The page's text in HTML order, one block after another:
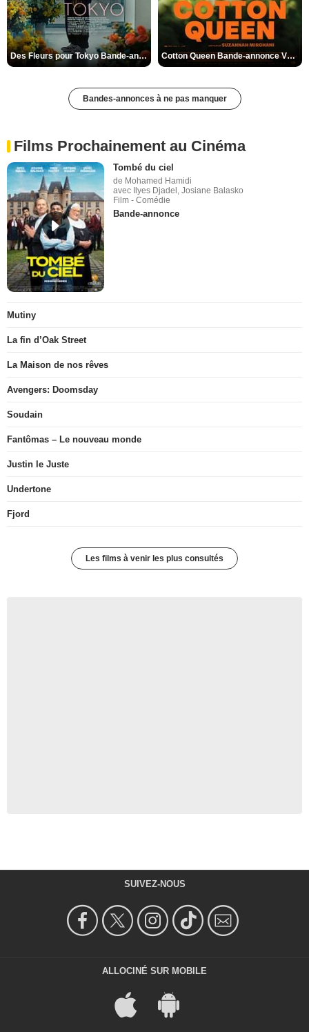
Des Fleurs pour Tokyo Bande-annonce VO STFR Cotton Queen Bande-annonce VO STFR
Bandes-annonces à ne pas manquer
Films Prochainement au Cinéma
Tombé du ciel
de Mohamed Hamidi
avec Ilyes Djadel, Josiane Balasko
Film - Comédie
Bande-annonce
Mutiny
La fin d’Oak Street
La Maison de nos rêves
Avengers: Doomsday
Soudain
Fantômas – Le nouveau monde
Justin le Juste
Undertone
Fjord
Les films à venir les plus consultés
SUIVEZ-NOUS
ALLOCINÉ SUR MOBILE